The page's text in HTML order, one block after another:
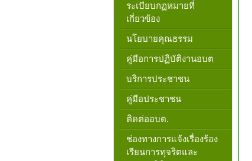
ระเบียบกฏหมายที่
เกี่ยวข้อง
นโยบายคุณธรรม
คู่มือการปฏิบัติงานอบต
บริการประชาชน
คู่มือประชาชน
ติดต่ออบต.
ช่องทางการแจ้งเรื่องร้อง
เรียนการทุจริตและ